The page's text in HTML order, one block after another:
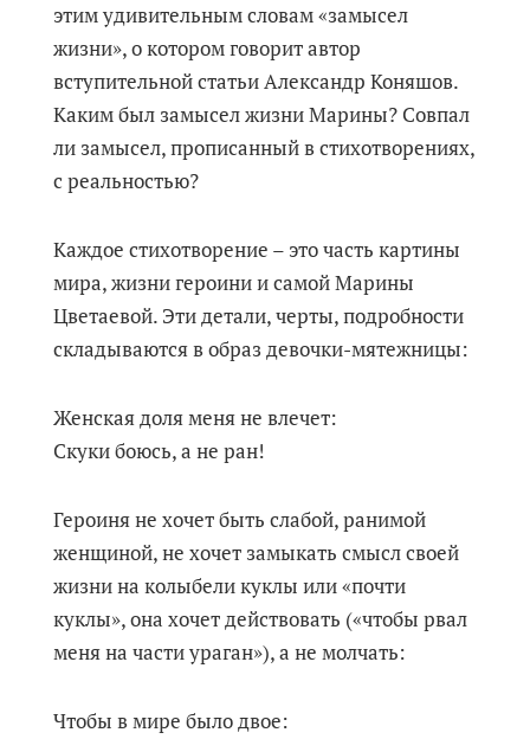
этим удивительным словам «замысел
жизни», о котором говорит автор
вступительной статьи Александр Коняшов.
Каким был замысел жизни Марины? Совпал
ли замысел, прописанный в стихотворениях,
с реальностью?
Каждое стихотворение – это часть картины
мира, жизни героини и самой Марины
Цветаевой. Эти детали, черты, подробности
складываются в образ девочки-мятежницы:
Женская доля меня не влечет:
Скуки боюсь, а не ран!
Героиня не хочет быть слабой, ранимой
женщиной, не хочет замыкать смысл своей
жизни на колыбели куклы или «почти
куклы», она хочет действовать («чтобы рвал
меня на части ураган»), а не молчать:
Чтобы в мире было двое: